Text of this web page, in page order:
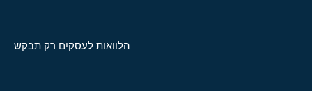
הלוואות לעסקים רק תבקש